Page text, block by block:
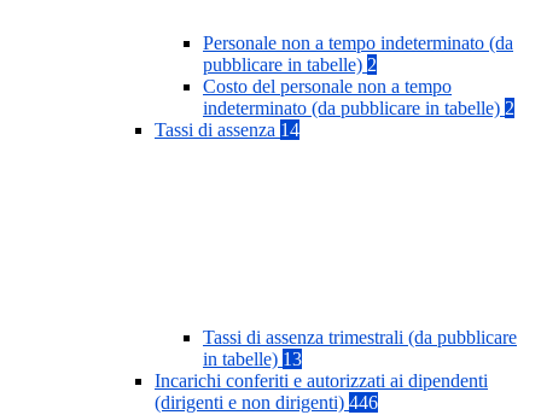
Personale non a tempo indeterminato (da
pubblicare in tabelle) 2
Costo del personale non a tempo
indeterminato (da pubblicare in tabelle) 2
Tassi di assenza 14
Tassi di assenza trimestrali (da pubblicare
in tabelle) 13
Incarichi conferiti e autorizzati ai dipendenti
(dirigenti e non dirigenti) 446